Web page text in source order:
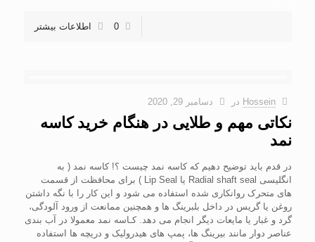
0 اطلاعات بیشتر
Hossein در دسامبر 29, 2020
نکاتی مهم و طلایی در هنگام خرید کاسه
نمد
در قدم باید توضیح دهیم که کاسه نمد چیست ؟! کاسه نمد ( به
انگلیسی Radial shaft seal یا Lip Seal ) برای محافظت از قسمت
های متحرک روانکاری شده استفاده می شود و این کار را با نگه داشتن
روغن یا گریس در داخل بلبرینگ ها و همچنین ممانعت از ورود آلودگی،
گرد و غبار یا مایعات دیگر انجام می دهد. کـاسه نمد معمولا در آب بندی
عناصر دوار مانند بیرینگ ها، پمپ های هیدرولیک و دریچه ها استفاده